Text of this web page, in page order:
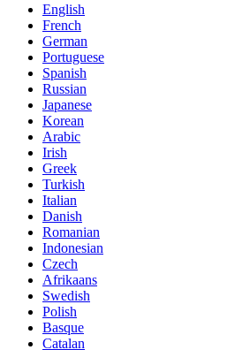
English
French
German
Portuguese
Spanish
Russian
Japanese
Korean
Arabic
Irish
Greek
Turkish
Italian
Danish
Romanian
Indonesian
Czech
Afrikaans
Swedish
Polish
Basque
Catalan